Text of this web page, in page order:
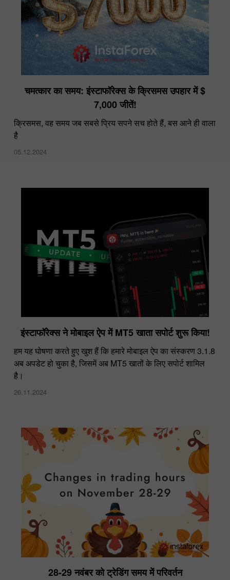
चमत्कार का समय: इंस्टाफॉरेक्स के क्रिसमस उपहार में $
7,000 जीतें!
क्रिसमस, वह समय जब सबसे प्रिय सपने सच होते हैं, बस आने ही वाला
है
05.12.2024
इंस्टाफॉरेक्स ने मोबाइल ऐप में MT5 खाता सपोर्ट शुरू किया!
हम यह घोषणा करते हुए खुश हैं कि हमारे मोबाइल ऐप का संस्करण 3.1.8
अब अपडेट हो चुका है, जिसमें अब MT5 खातों के लिए सपोर्ट शामिल
है।
26.11.2024
28-29 नवंबर को ट्रेडिंग समय में परिवर्तन